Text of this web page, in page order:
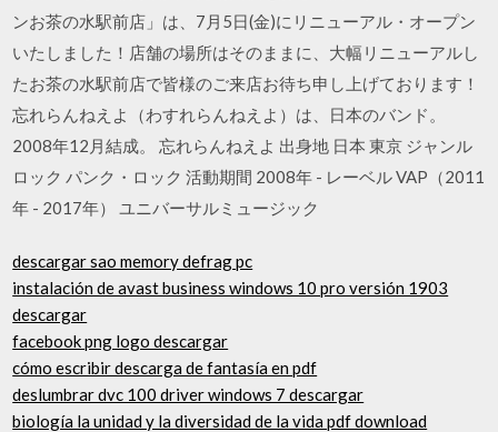
ンお茶の水駅前店」は、7月5日(金)にリニューアル・オープン
いたしました！店舗の場所はそのままに、大幅リニューアルし
たお茶の水駅前店で皆様のご来店お待ち申し上げております！
忘れらんねえよ（わすれらんねえよ）は、日本のバンド。
2008年12月結成。 忘れらんねえよ 出身地 日本 東京 ジャンル
ロック パンク・ロック 活動期間 2008年 - レーベル VAP（2011
年 - 2017年） ユニバーサルミュージック
descargar sao memory defrag pc
instalación de avast business windows 10 pro versión 1903
descargar
facebook png logo descargar
cómo escribir descarga de fantasía en pdf
deslumbrar dvc 100 driver windows 7 descargar
biología la unidad y la diversidad de la vida pdf download